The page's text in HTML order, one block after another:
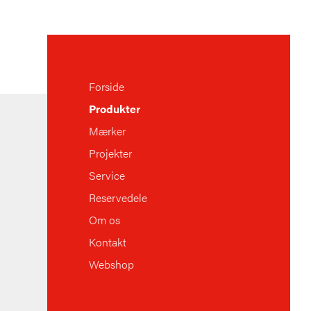
Forside
Produkter
Mærker
Projekter
Service
Reservedele
Om os
Kontakt
Webshop